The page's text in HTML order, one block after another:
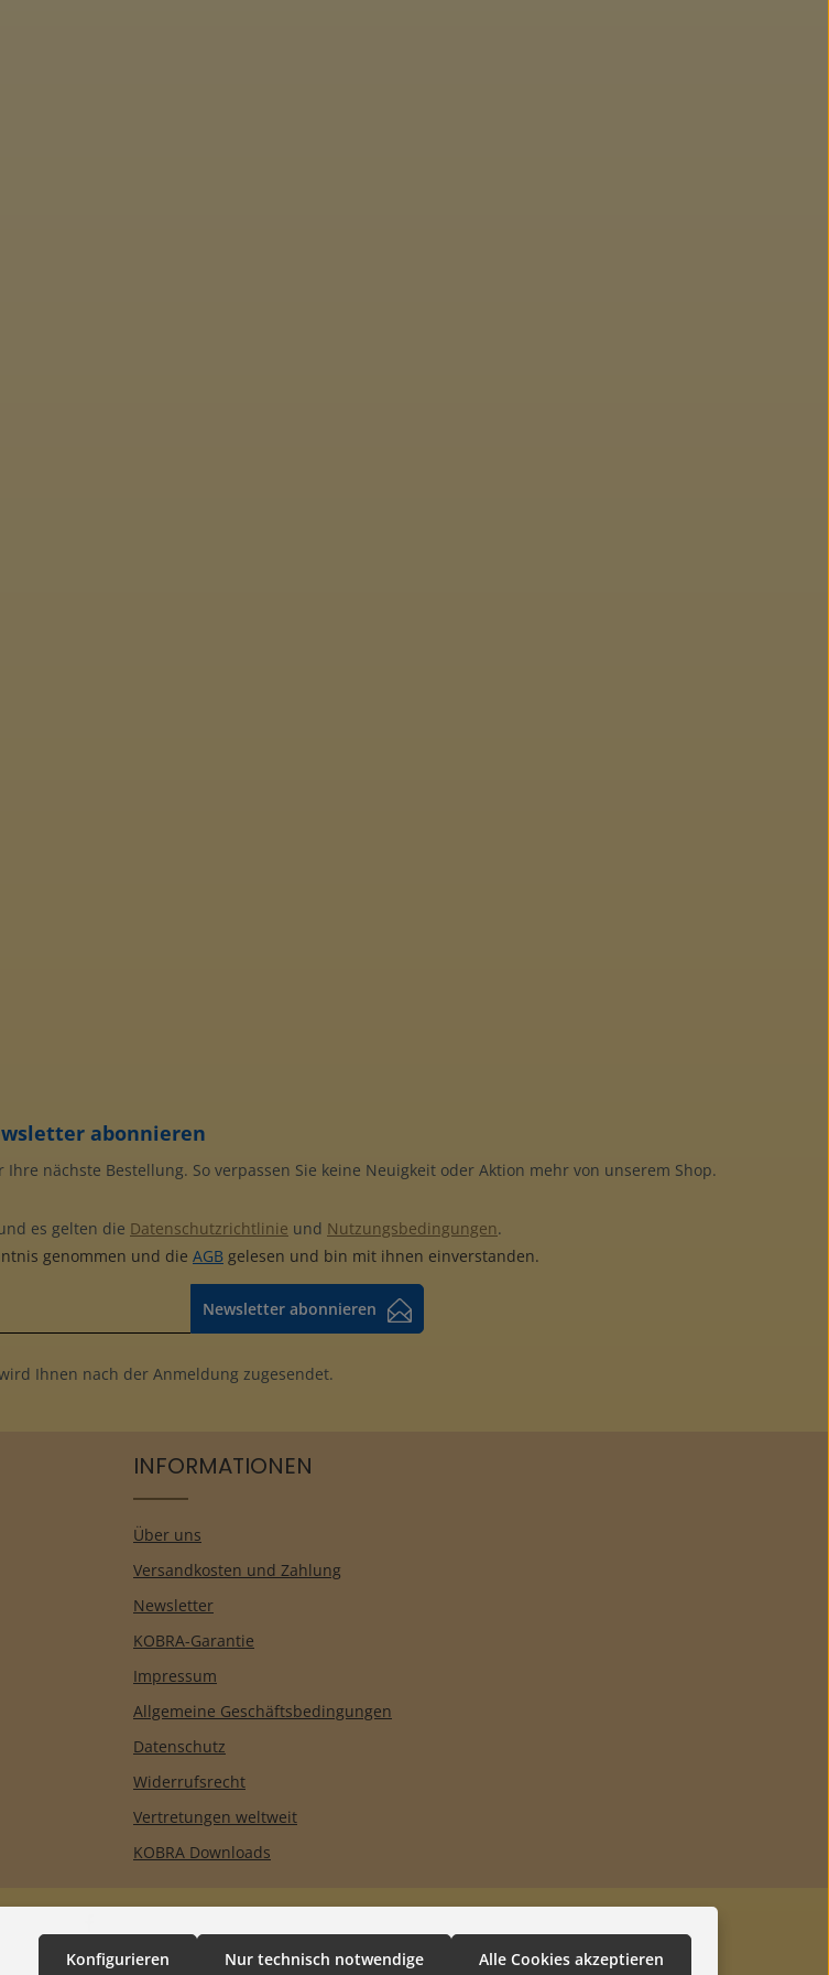
abonnieren
Ihre nächste Bestellung. So verpassen Sie keine Neuigkeit oder Aktion mehr von unserem Shop.
es gelten die Datenschutzrichtlinie und Nutzungsbedingungen.
genommen und die AGB gelesen und bin mit ihnen einverstanden.
Newsletter abonnieren
Ihnen nach der Anmeldung zugesendet.
INFORMATIONEN
Über uns
Versandkosten und Zahlung
Newsletter
KOBRA-Garantie
Impressum
Allgemeine Geschäftsbedingungen
Datenschutz
Widerrufsrecht
Vertretungen weltweit
KOBRA Downloads
Nur technisch notwendige
Konfigurieren Alle Cookies akzeptieren